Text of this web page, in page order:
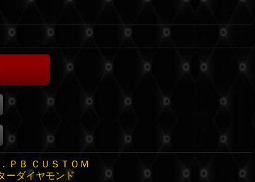
ＰＢ ＣＵＳＴＯＭ
ーダイヤモンド